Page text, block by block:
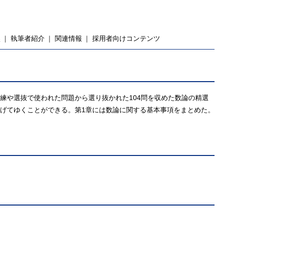
執筆者紹介 関連情報 採用者向けコンテンツ
や選抜で使われた問題から選り抜かれた104問を収めた数論の精選
てゆくことができる。第1章には数論に関する基本事項をまとめた。